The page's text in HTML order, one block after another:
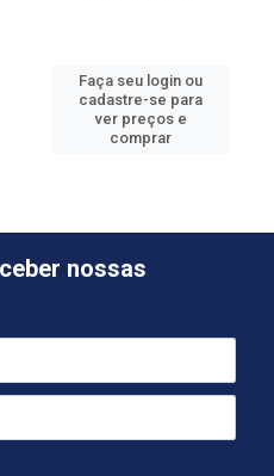
Faça seu login ou
cadastre-se para
ver preços e
comprar
nossas